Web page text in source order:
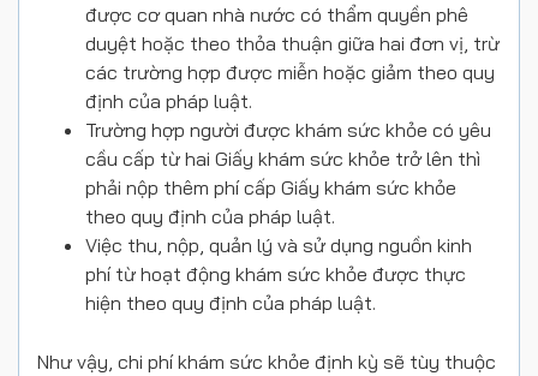
được cơ quan nhà nước có thẩm quyền phê
duyệt hoặc theo thỏa thuận giữa hai đơn vị, trừ
các trường hợp được miễn hoặc giảm theo quy
định của pháp luật.
Trường hợp người được khám sức khỏe có yêu
cầu cấp từ hai Giấy khám sức khỏe trở lên thì
phải nộp thêm phí cấp Giấy khám sức khỏe
theo quy định của pháp luật.
Việc thu, nộp, quản lý và sử dụng nguồn kinh
phí từ hoạt động khám sức khỏe được thực
hiện theo quy định của pháp luật.
Như vậy, chi phí khám sức khỏe định kỳ sẽ tùy thuộc